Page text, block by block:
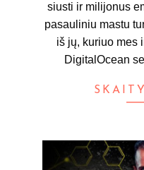
siusti ir milijonus
pasauliniu mastu
iš jų, kuriuo mes
DigitalOcean